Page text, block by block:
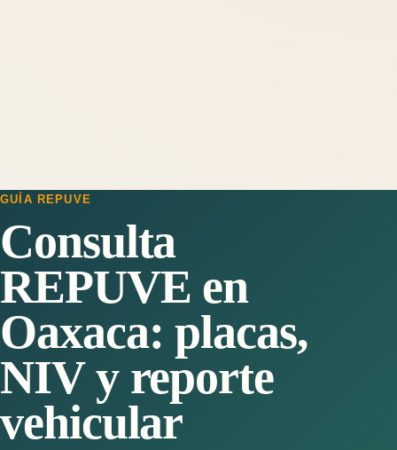
GUÍA REPUVE
Consulta
REPUVE en
Oaxaca: placas,
NIV y reporte
vehicular